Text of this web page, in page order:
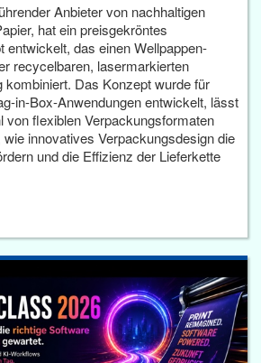
Anbieter von nachhaltigen
hat ein preisgekröntes
entwickelt, das einen Wellpappen-
recycelbaren, lasermarkierten
kombiniert. Das Konzept wurde für
in-Box-Anwendungen entwickelt, lässt
von flexiblen Verpackungsformaten
innovatives Verpackungsdesign die
und die Effizienz der Lieferkette